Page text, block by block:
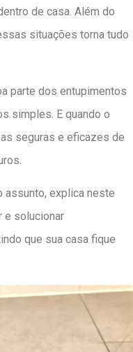
de casa. Além do
situações torna tudo
parte dos entupimentos
simples. E quando o
seguras e eficazes de
assunto, explica neste
e solucionar
que sua casa fique